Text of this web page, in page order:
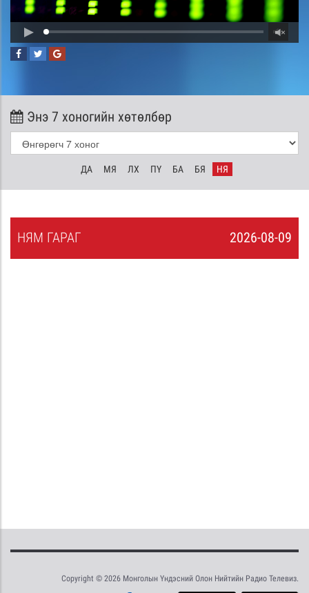
Энэ 7 хоногийн хөтөлбөр
ДА МЯ ЛХ ПҮ БА БЯ НЯ
2026-08-09
НЯМ ГАРАГ
Copyright © 2026 Монголын Үндэсний Олон Нийтийн Радио Телевиз.